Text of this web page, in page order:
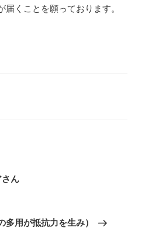
くことを願っております。
ん
用が抵抗力を生み）